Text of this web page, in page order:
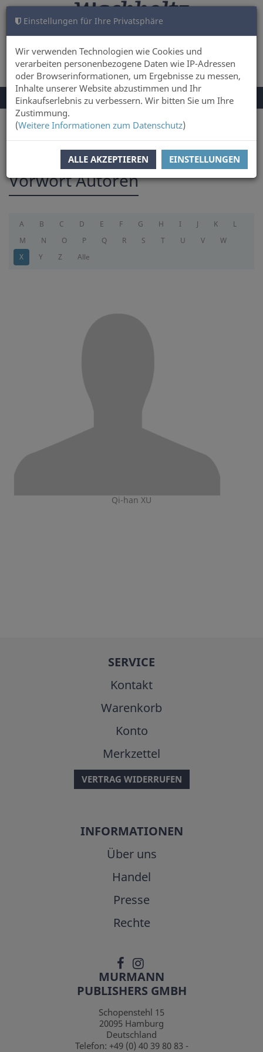
Einstellungen für Ihre Privatsphäre
Wir verwenden Technologien wie Cookies und
verarbeiten personenbezogene Daten wie IP-Adressen
oder Browserinformationen, um Ergebnisse zu messen,
Inhalte unserer Website abzustimmen und Ihr
Einkaufserlebnis zu verbessern. Wir bitten Sie um Ihre
Zustimmung.
(Weitere Informationen zum Datenschutz)
ALLE AKZEPTIEREN EINSTELLUNGEN
ANMELDEN WARENKORB 0
NAVIGATION
UMSCHALTEN
Menü
Sie sind hier:
Vorwort Autoren
A B C D E F G H I J K
L
M
N O P Q R S T U V
W
X
Y Z Alle
Qi-han XU
SERVICE
Kontakt
Warenkorb
Konto
Merkzettel
VERTRAG WIDERRUFEN
INFORMATIONEN
Über uns
Handel
Presse
Rechte
MURMANN
PUBLISHERS GMBH
Schopenstehl 15
20095 Hamburg
Deutschland
Telefon: +49 (0) 40 39 80 83 -